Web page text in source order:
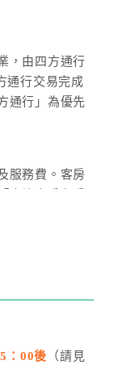
，由四方通行
通行交易完成
通行」為優先
服務費。客房
辦理。
：00後 （請見